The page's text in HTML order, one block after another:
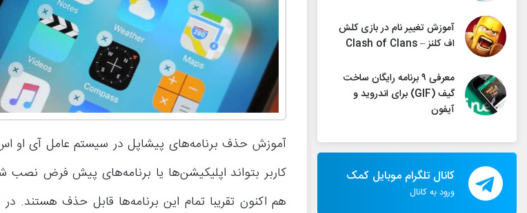
آموزش تغییر نام در بازی کلش
اف کلنز – Clash of Clans
معرفی ۹ برنامه رایگان ساخت
گیف (GIF) برای اندروید و
آیفون
کانال تلگرام موبایل کمک
ورود به کانال
کاربر بتواند اپلیکیشن‌ها یا برنامه‌های پیش فرض
هم اکنون تقریبا تمام این برنامه‌ها قابل حذف هستند.